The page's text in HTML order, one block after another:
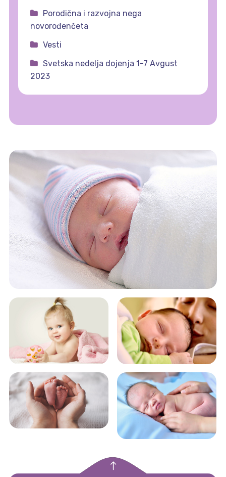
Porodična i razvojna nega
novorođenčeta
Vesti
Svetska nedelja dojenja 1-7 Avgust
2023